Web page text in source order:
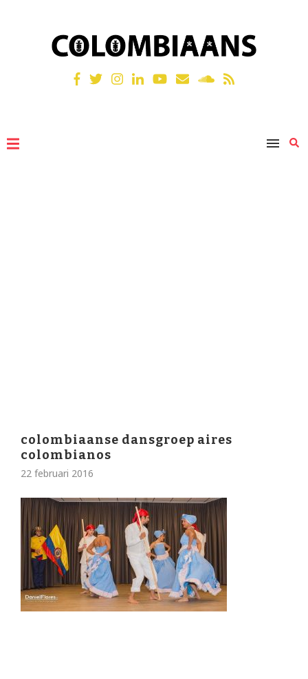
colombiaanse dansgroep aires
colombianos
22 februari 2016